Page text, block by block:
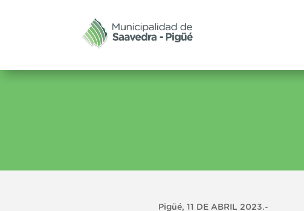
Pigüé, 11 DE ABRIL 2023.-